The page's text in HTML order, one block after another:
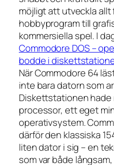
möjligt att utveckla allt
hobbyprogram till
kommersiella spel. I
Commodore DOS –
bodde i
När Commodore 64
inte bara datorn som
Diskettstationen hade
processor, ett eget
operativsystem.
därför den klassiska
liten dator i sig – en
som var både